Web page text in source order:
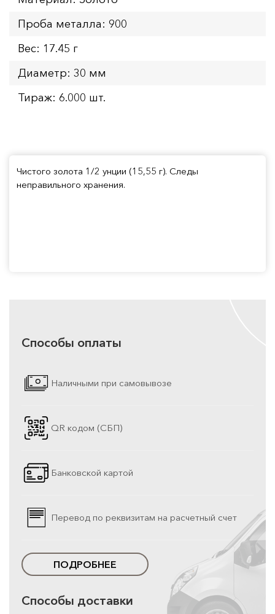
Проба металла: 900
Вес: 17.45 г
Диаметр: 30 мм
Тираж: 6.000 шт.
Чистого золота 1/2 унции (15,55 г). Следы
неправильного хранения.
Способы оплаты
Наличными при самовывозе
QR кодом (СБП)
Банковской картой
Перевод по реквизитам на расчетный счет
ПОДРОБНЕЕ
Способы доставки